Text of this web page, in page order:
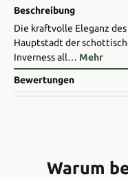
Beschreibung
Die kraftvolle Eleganz
Hauptstadt der
Inverness all… Mehr
Bewertungen
Warum